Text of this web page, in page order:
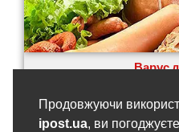
Варус
Продовжуючи
ipost.ua, ви